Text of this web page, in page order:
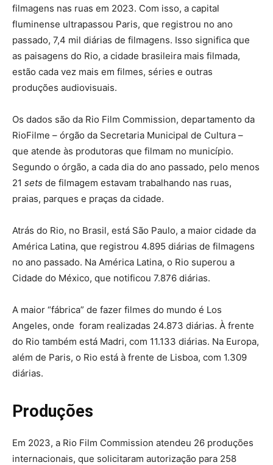
filmagens nas ruas em 2023. Com isso, a capital
fluminense ultrapassou Paris, que registrou no ano
passado, 7,4 mil diárias de filmagens. Isso significa que
as paisagens do Rio, a cidade brasileira mais filmada,
estão cada vez mais em filmes, séries e outras
produções audiovisuais.
Os dados são da Rio Film Commission, departamento da
RioFilme – órgão da Secretaria Municipal de Cultura –
que atende às produtoras que filmam no município.
Segundo o órgão, a cada dia do ano passado, pelo menos
21 sets de filmagem estavam trabalhando nas ruas,
praias, parques e praças da cidade.
Atrás do Rio, no Brasil, está São Paulo, a maior cidade da
América Latina, que registrou 4.895 diárias de filmagens
no ano passado. Na América Latina, o Rio superou a
Cidade do México, que notificou 7.876 diárias.
A maior “fábrica” de fazer filmes do mundo é Los
Angeles, onde foram realizadas 24.873 diárias. À frente
do Rio também está Madri, com 11.133 diárias. Na Europa,
além de Paris, o Rio está à frente de Lisboa, com 1.309
diárias.
Produções
Em 2023, a Rio Film Commission atendeu 26 produções
internacionais, que solicitaram autorização para 258